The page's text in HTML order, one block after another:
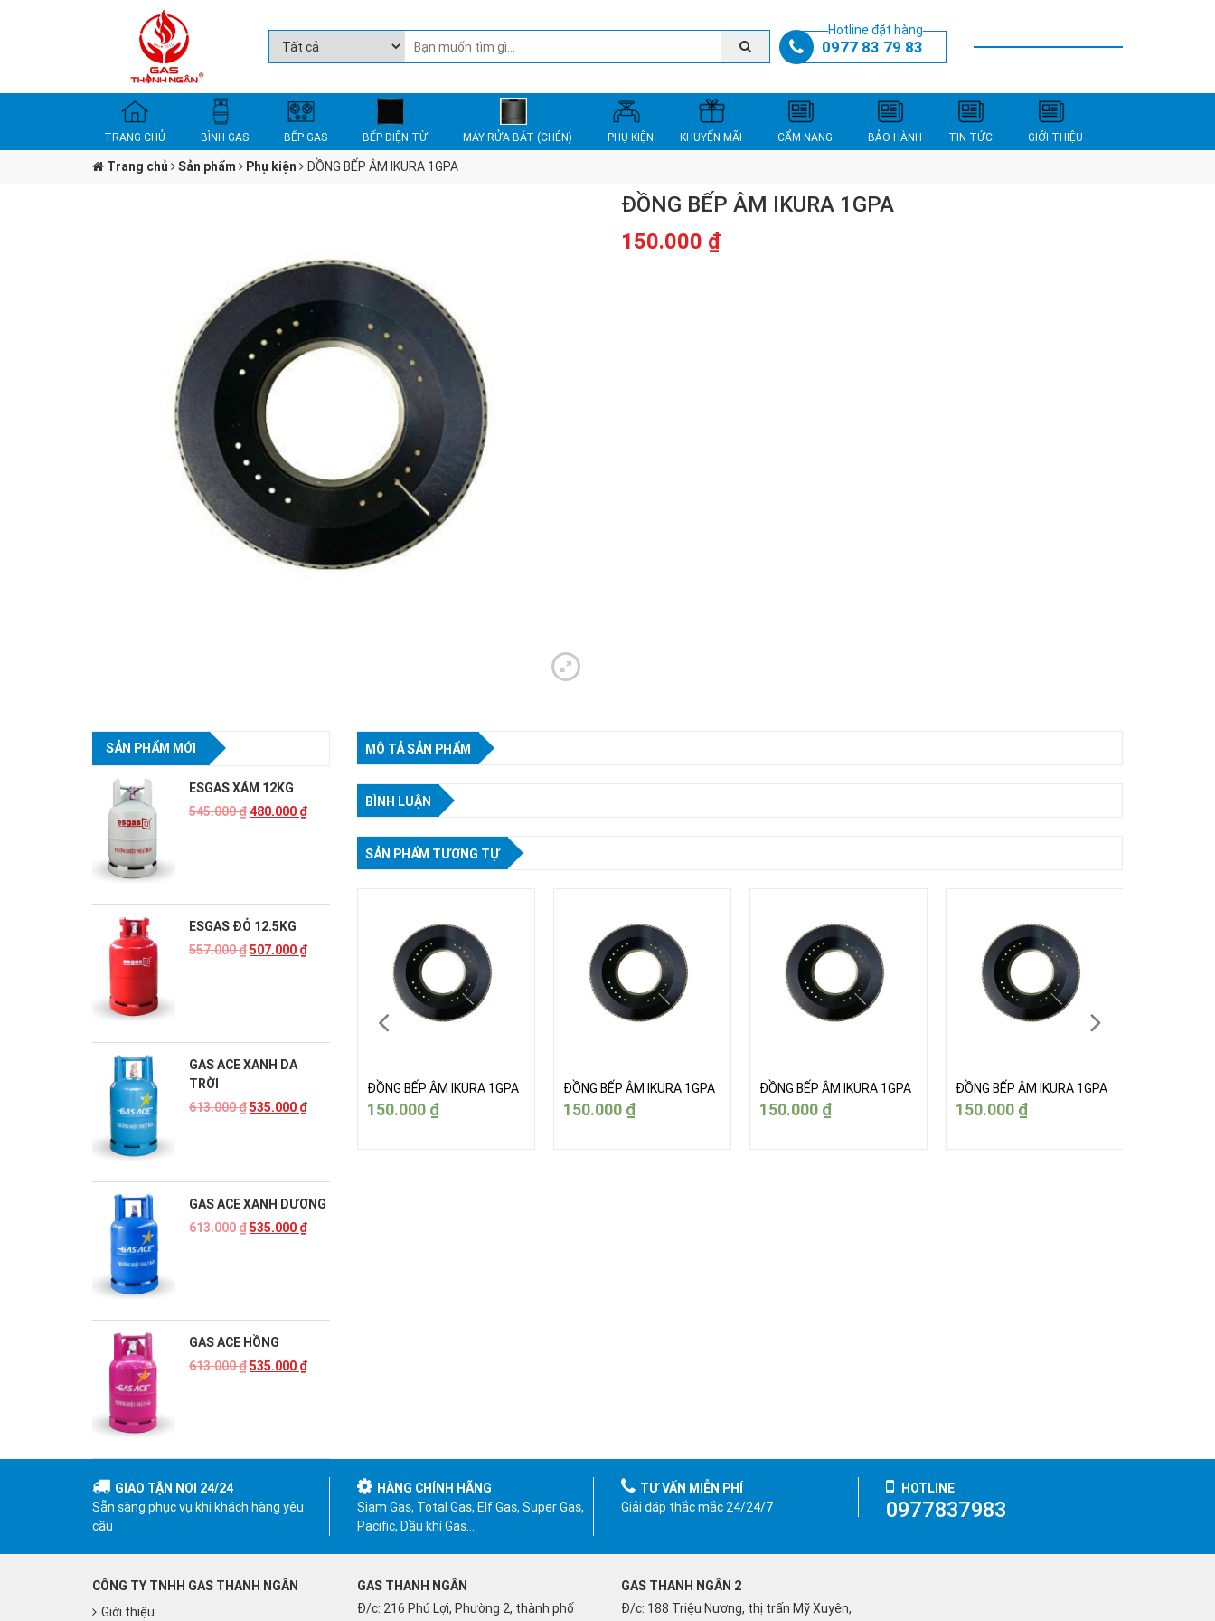
Hotline đặt hàng
0977 83 79 83
TRANG CHỦ BÌNH GAS BẾP GAS BẾP ĐIỆN TỪ MÁY RỬA BÁT (CHÉN) PHỤ KIỆN KHUYẾN MÃI CẨM NANG BẢO HÀNH TIN TỨC GIỚI THIỆU
Trang chủ Sản phẩm Phụ kiện ĐỒNG BẾP ÂM IKURA 1GPA
ĐỒNG BẾP ÂM IKURA 1GPA
150.000 ₫
MÔ TẢ SẢN PHẨM
BÌNH LUẬN
SẢN PHẨM TƯƠNG TỰ
BẾP ÂM IKURA 1GPA ĐỒNG BẾP ÂM IKURA 1GPA
150.000₫
ĐỒNG BẾP ÂM IKURA 1GPA
150.000 ₫
ĐỒNG BẾP ÂM IKURA 1GPA
150.000 ₫
ĐỒNG BẾP ÂM IKURA 1GPA
150.000 ₫
ĐỒNG BẾP ÂM IKURA 1GPA
150.000 ₫
SẢN PHẨM MỚI
ESGAS XÁM 12KG
545.000₫480.000 ₫
ESGAS ĐỎ 12.5KG
557.000₫507.000 ₫
GAS ACE XANH DA
TRỜI
613.000₫535.000 ₫
GAS ACE XANH DƯƠNG
613.000₫535.000 ₫
GAS ACE HỒNG
613.000₫535.000 ₫
GIAO TẬN NƠI 24/24
Sẵn sàng phục vụ khi khách hàng yêu
cầu
HÀNG CHÍNH HÃNG
Siam Gas, Total Gas, Elf Gas, Super Gas,
Pacific, Dầu khí Gas…
TƯ VẤN MIỄN PHÍ
Giải đáp thắc mắc 24/24/7
HOTLINE
0977837983
CÔNG TY TNHH GAS THANH NGÂN
Giới thiệu
GAS THANH NGÂN
Đ/c: 216 Phú Lợi, Phường 2, thành phố
GAS THANH NGÂN 2
Đ/c: 188 Triệu Nương, thị trấn Mỹ Xuyên,